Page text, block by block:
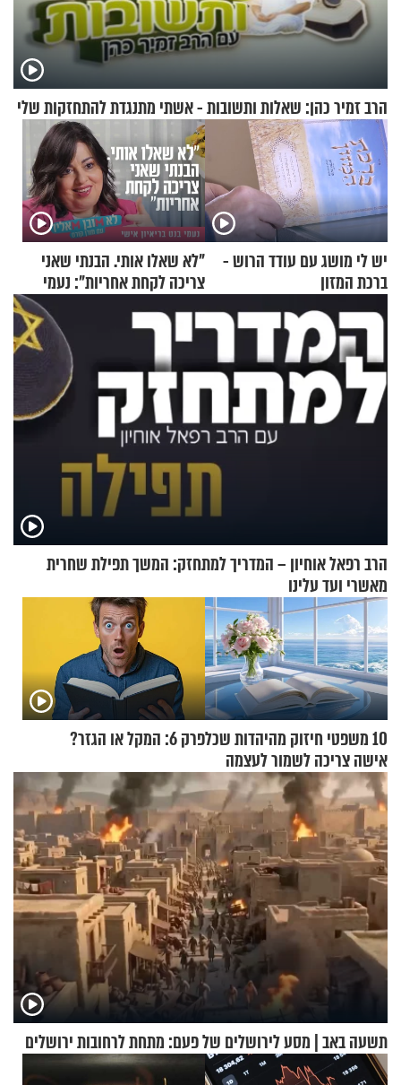
הרב זמיר כהן: שאלות ותשובות - אשתי מתנגדת להתחזקות שלי
יש לי מושג עם עודד הרוש -
ברכת המזון
"לא שאלו אותי. הבנתי שאני
צריכה לקחת אחריות": נעמי
בנט בריאיון אישי
הרב רפאל אוחיון – המדריך למתחזק: המשך תפילת שחרית
מאשרי ועד עלינו
10 משפטי חיזוק מהיהדות שכל
אישה צריכה לשמור לעצמה
פרק 6: המקל או הגזר?
תשעה באב | מסע לירושלים של פעם: מתחת לרחובות ירושלים